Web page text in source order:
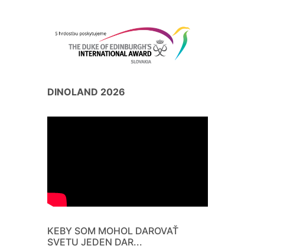
DINOLAND 2026
KEBY SOM MOHOL DAROVAŤ
SVETU JEDEN DAR...